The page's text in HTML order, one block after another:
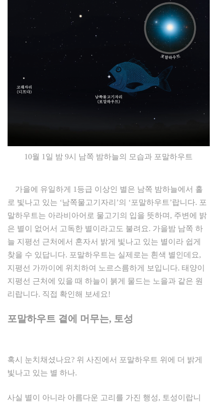
10월 1일 밤 9시 남쪽 밤하늘의 모습과 포말하우트
가을에 유일하게 1등급 이상인 별은 남쪽 밤하늘에서 홀
로 빛나고 있는 ‘남쪽물고기자리’의 ‘포말하우트’랍니다. 포
말하우트는 아라비아어로 물고기의 입을 뜻하며, 주변에 밝
은 별이 없어서 고독한 별이라고도 불려요. 가을밤 남쪽 하
늘 지평선 근처에서 혼자서 밝게 빛나고 있는 별이라 쉽게
찾을 수 있답니다. 포말하우트는 실제로는 흰색 별인데요,
지평선 가까이에 위치하여 노르스름하게 보입니다. 태양이
지평선 근처에 있을 때 하늘이 붉게 물드는 노을과 같은 원
리랍니다. 직접 확인해 보세요!
포말하우트 곁에 머무는, 토성
혹시 눈치채셨나요? 위 사진에서 포말하우트 위에 더 밝게
빛나고 있는 별 하나.
사실 별이 아니라 아름다운 고리를 가진 행성, 토성이랍니